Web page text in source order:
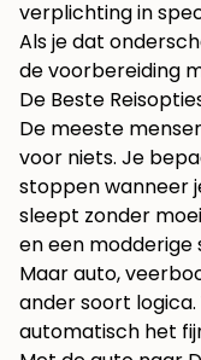
verplichting in
Als je dat
de voorbereiding
De Beste
De meeste
voor niets. Je
stoppen wanneer
sleept zonder
en een modderige
Maar auto,
ander soort
automatisch het